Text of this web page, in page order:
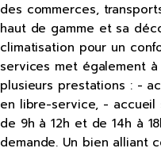
des commerces,
haut de gamme et sa
climatisation pour un
services met également
plusieurs prestations : -
en libre-service, - accueil
de 9h à 12h et de 14h à
demande. Un bien alliant